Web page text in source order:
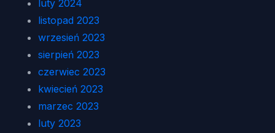
luty 2024
listopad 2023
wrzesień 2023
sierpień 2023
czerwiec 2023
kwiecień 2023
marzec 2023
luty 2023